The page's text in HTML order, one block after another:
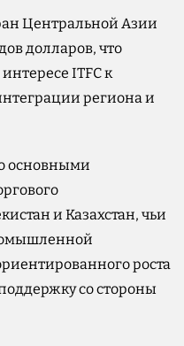
Центральной Азии
долларов, что
ITFC к
региона и
основными
и Казахстан, чьи
роста
со стороны